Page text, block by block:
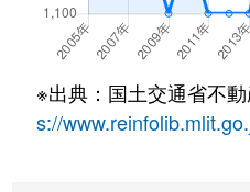
※出典：国土交通省不
s://